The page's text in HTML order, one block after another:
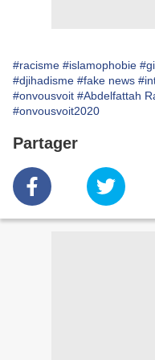
#racisme #islamophobie
#djihadisme #fake news
#onvousvoit #Abdelfattah
#onvousvoit2020
Partager